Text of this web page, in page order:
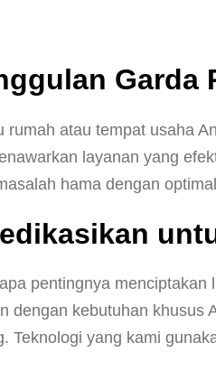
Garda
rumah atau tempat usaha
layanan yang
hama dengan
pentingnya
dengan kebutuhan
Teknologi yang kami